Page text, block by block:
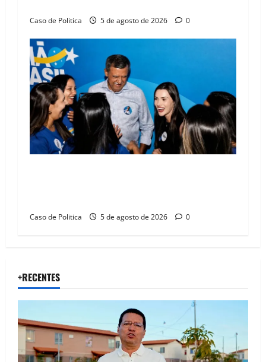
Caso de Politica 5 de agosto de 2026 0
Caso de Politica 5 de agosto de 2026 0
+RECENTES